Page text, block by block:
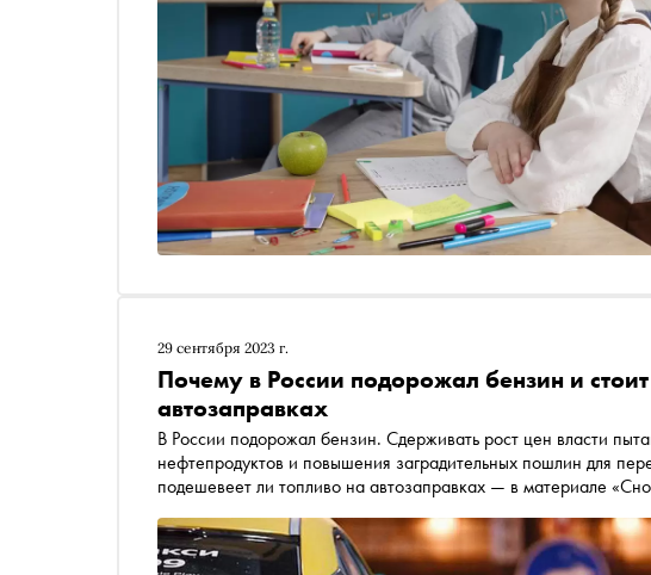
29 сентября 2023 г.
Почему в России подорожал бензин и
автозаправках
В России подорожал бензин. Сдерживать рост цен власти пытаются с
нефтепродуктов и повышения заградительных пошлин для перекупщиков. Помогут ли эти меры и
подешевеет ли топливо на автозаправках — в материале